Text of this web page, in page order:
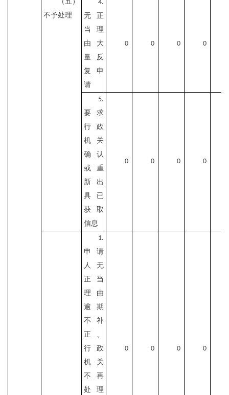
不予处理
4.
无正
当理
由大
量反
复申
请
0 0 0 0
5.
要求
行政
机关
确认
或重
新出
具已
获取
信息
0 0 0 0
1.
申请
人无
正当
理由
逾期
不补
正、
行政
机关
不再
处理
0 0 0 0